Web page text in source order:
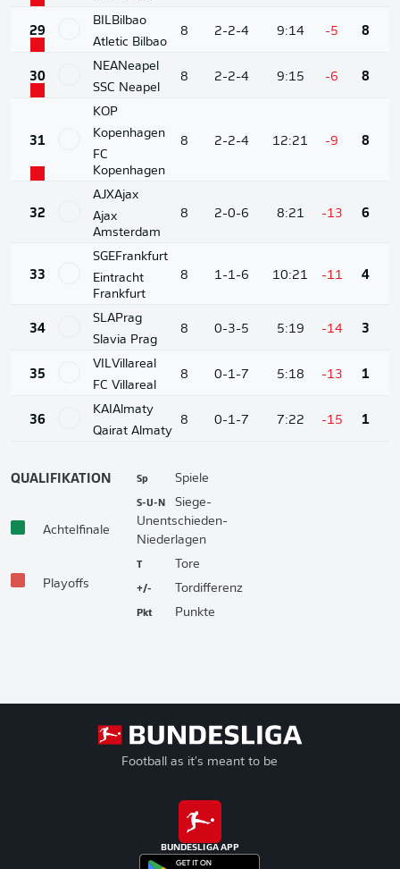
29
BILBilbao
Atletic Bilbao
8 2-2-4 9:14 -5 8
30
NEANeapel
SSC Neapel
8 2-2-4 9:15 -6 8
31
KOP
Kopenhagen
FC
Kopenhagen
8 2-2-4 12:21 -9 8
32
AJXAjax
Ajax
Amsterdam
8 2-0-6 8:21 -13 6
33
SGEFrankfurt
Eintracht
Frankfurt
8 1-1-6 10:21 -11 4
34
SLAPrag
Slavia Prag
8 0-3-5 5:19 -14 3
35
VILVillareal
FC Villareal
8 0-1-7 5:18 -13 1
36
KAIAlmaty
Qairat Almaty
8 0-1-7 7:22 -15 1
QUALIFIKATION
Achtelfinale
Playoffs
Sp Spiele
S-U-N
Siege-
Unentschieden-
Niederlagen
T Tore
+/- Tordifferenz
Pkt Punkte
Football as it's meant to be
BUNDESLIGA APP